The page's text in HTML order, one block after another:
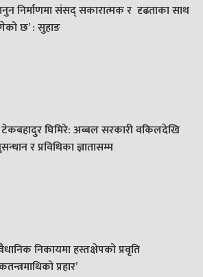
निर्माणमा संसद् सकारात्मक र दृढताका साथ
छ’ : सुहाङ
टेकबहादुर घिमिरे: अब्बल सरकारी वकिलदेखि
र प्रविधिका ज्ञातासम्म
निकायमा हस्तक्षेपको प्रवृति
प्रहार’